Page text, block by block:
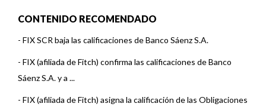
CONTENIDO RECOMENDADO
- FIX SCR baja las calificaciones de Banco Sáenz S.A.
- FIX (afiliada de Fitch) confirma las calificaciones de Banco
Sáenz S.A. y a ...
- FIX (afiliada de Fitch) asigna la calificación de las Obligaciones